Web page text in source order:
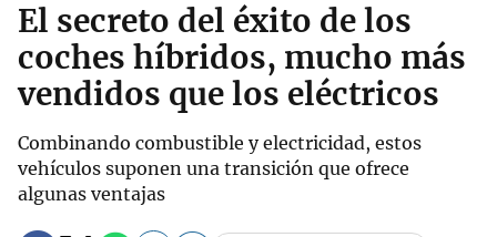
El secreto del éxito de los
coches híbridos, mucho más
vendidos que los eléctricos
Combinando combustible y electricidad, estos
vehículos suponen una transición que ofrece
algunas ventajas